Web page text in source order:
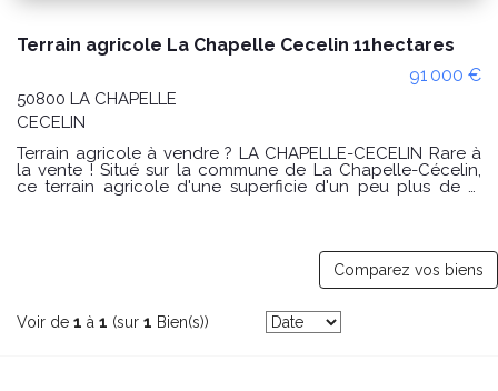
Terrain agricole La Chapelle Cecelin 11hectares
91 000 €
50800 LA CHAPELLE
CECELIN
Terrain agricole à vendre ? LA CHAPELLE-CÉCELIN Rare à
la vente ! Situé sur la commune de La Chapelle-Cécelin,
ce terrain agricole d'une superficie d'un peu plus de 11
notamment pour l'élevage. Le terrain bénéficie d'une
configuration homogène facilitant son exploitation. Idéal
pour agriculteur ou investisseur foncier. Pour tout
nous vous invitons à nous contacter. Les informations sur
les risques auxquels ce bien est exposé sont disponibles
Comparez vos biens
Voir de 1 à 1 (sur 1 Bien(s))